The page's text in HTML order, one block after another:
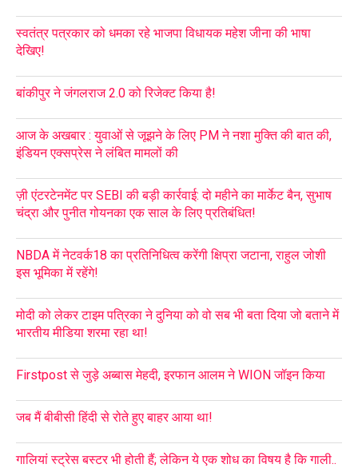
स्वतंत्र पत्रकार को धमका रहे भाजपा विधायक महेश जीना की भाषा
देखिए!
बांकीपुर ने जंगलराज 2.0 को रिजेक्ट किया है!
आज के अखबार : युवाओं से जूझने के लिए PM ने नशा मुक्ति की बात की,
इंडियन एक्सप्रेस ने लंबित मामलों की
ज़ी एंटरटेनमेंट पर SEBI की बड़ी कार्रवाई: दो महीने का मार्केट बैन, सुभाष
चंद्रा और पुनीत गोयनका एक साल के लिए प्रतिबंधित!
NBDA में नेटवर्क18 का प्रतिनिधित्व करेंगी क्षिप्रा जटाना, राहुल जोशी
इस भूमिका में रहेंगे!
मोदी को लेकर टाइम पत्रिका ने दुनिया को वो सब भी बता दिया जो बताने में
भारतीय मीडिया शरमा रहा था!
Firstpost से जुड़े अब्बास मेहदी, इरफान आलम ने WION जॉइन किया
जब मैं बीबीसी हिंदी से रोते हुए बाहर आया था!
गालियां स्ट्रेस बस्टर भी होती हैं; लेकिन ये एक शोध का विषय है कि गाली..